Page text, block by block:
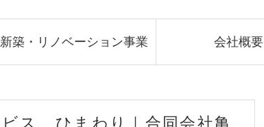
新築・リノベーション事業 会社概要